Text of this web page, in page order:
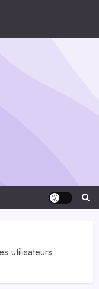
utilisateurs